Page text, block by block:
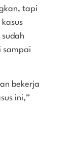
tapi
sampai
bekerja
ini,”